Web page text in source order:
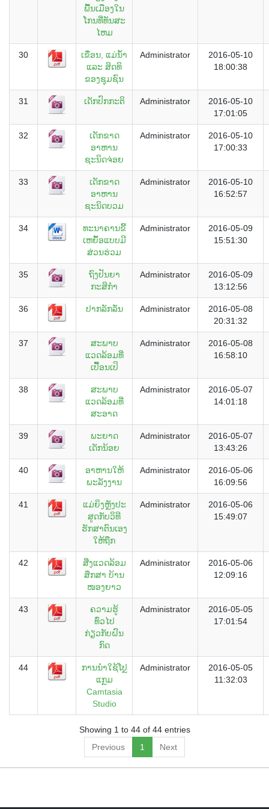
ພື້ນເມືອງໃນ
ໂກນທີ່ທັນສະ
ໄຫມ
30
ເຂື່ອນ, ແມ່ນ້ຳ
ແລະ ສິດທິ
ຂອງຊຸມຊົນ
Administrator
2016-05-10
18:00:38
31 ເດັກປົກກະຕິ Administrator
2016-05-10
17:01:05
32
ເດັກຂາດ
ອາຫານ
ຊະນິດຈ່ອຍ
Administrator
2016-05-10
17:00:33
33
ເດັກຂາດ
ອາຫານ
ຊະນິດບວມ
Administrator
2016-05-10
16:52:57
34
ທະນາຄານຂີ້
ເຫຍຶ້ອແບບມີ
ສ່ວນຮ່ວມ
Administrator
2016-05-09
15:51:30
35
ຖົງປັນຍາ
ກະສິກຳ
Administrator
2016-05-09
13:12:56
36 ປາກລັກລັ່ນ Administrator
2016-05-08
20:31:32
37
ສະພາບ
ແວດລ້ອມທີ່
ເປື້ອນເປິ
Administrator
2016-05-08
16:58:10
38
ສະພາບ
ແວດລ້ອມທີ່
ສະອາດ
Administrator
2016-05-07
14:01:18
39
ພະຍາດ
ເດັກນ້ອຍ
Administrator
2016-05-07
13:43:26
40
ອາຫານໃຫ້
ພະລັງງານ
Administrator
2016-05-06
16:09:56
41
ແມ່ຍິງຫຼັງປະ
ສູດກັບວິທີ
ຮັກສາຕົນເອງ
ໃຫ້ຖືກ
Administrator
2016-05-06
15:49:07
42
ສີ່ງແວດລ້ອມ
ສຶກສາ ບ້ານ
ໜອງຍາວ
Administrator
2016-05-06
12:09:16
43
ຄວາມຮູ້
ທົ່ວໄປ
ກ່ຽວກັບຝົນ
ກົດ
Administrator
2016-05-05
17:01:54
44
ການນຳໃຊ້ໂປຼ
ແກຼມ
Camtasia
Studio
Administrator
2016-05-05
11:32:03
Showing 1 to 44 of 44 entries
Previous
1 Next